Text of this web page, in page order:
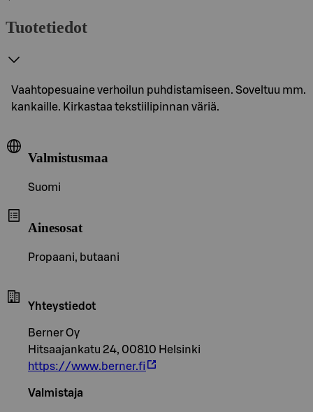
Tuotetiedot
Vaahtopesuaine verhoilun puhdistamiseen. Soveltuu mm.
kankaille. Kirkastaa tekstiilipinnan väriä.
Valmistusmaa
Suomi
Ainesosat
Propaani, butaani
Yhteystiedot
Berner Oy
Hitsaajankatu 24, 00810 Helsinki
https://www.berner.fi
Valmistaja